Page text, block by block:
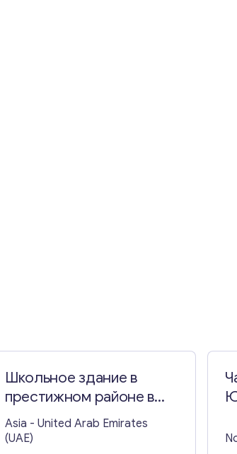
Школьное здание в
престижном районе в
Дубае
Asia - United Arab Emirates
(UAE)